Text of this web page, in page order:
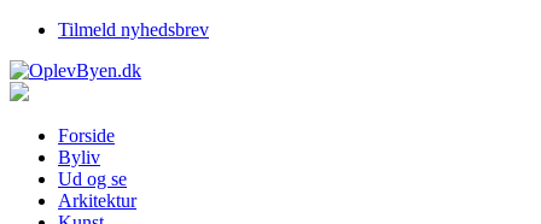
Tilmeld nyhedsbrev
Forside
Byliv
Ud og se
Arkitektur